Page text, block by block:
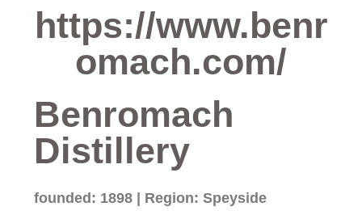
https://www.benr
omach.com/
Benromach
Distillery
founded: 1898 | Region: Speyside